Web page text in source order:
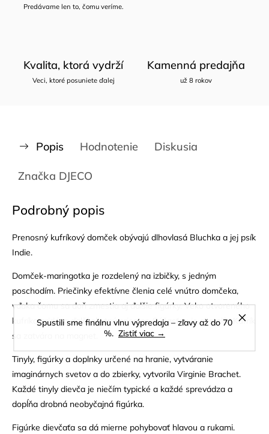
Spustili sme finálnu vlnu výpredaja – zľavy až do 70
%. Zistiť viac →
Predávame len to, čomu veríme.
Kvalita, ktorá vydrží
Veci, ktoré posuniete ďalej
Kamenná predajňa
už 8 rokov
Popis Hodnotenie Diskusia
Značka DJECO
Podrobný popis
Prenosný kufríkový domček obývajú dlhovlasá Bluchka a jej psík
Indie.
Domček-maringotka je rozdelený na izbičky, s jedným
poschodím. Priečinky efektívne členia celé vnútro domčeka,
vďaka čomu sa doň zmestia aj ďalšie figúrky. Veko otvoreného
kufríka pridáva ďalší obytný priestor. Súčasťou je aj stolík. Kufrík
sa zatvára na magnet.
Tinyly, figúrky a doplnky určené na hranie, vytváranie
imaginárnych svetov a do zbierky, vytvorila Virginie Brachet.
Každé tinyly dievča je niečím typické a každé sprevádza a
dopĺňa drobná neobyčajná figúrka.
Figúrke dievčaťa sa dá mierne pohybovať hlavou a rukami.